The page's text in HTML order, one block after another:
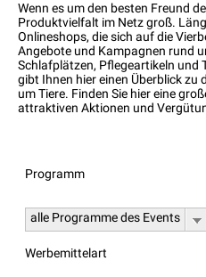
Wenn es um den besten Freund
Produktvielfalt im Netz groß.
Onlineshops, die sich auf die
Angebote und Kampagnen rund
Schlafplätzen, Pflegeartikeln und
gibt Ihnen hier einen Überblick zu
um Tiere. Finden Sie hier eine
attraktiven Aktionen und
Programm
alle Programme des Events
Werbemittelart